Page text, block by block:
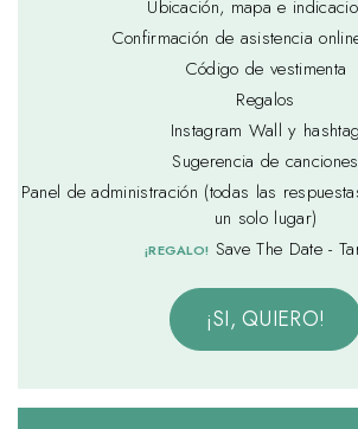
Ubicación, mapa e
Confirmación de asistencia
Código de vestimenta
Regalos
Instagram Wall y hashtag
Sugerencia de canciones
Panel de administración (todas las
un solo lugar)
¡REGALO! Save The Date -
¡SI, QUIERO!